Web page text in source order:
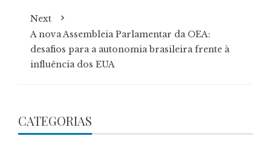
Next
A nova Assembleia Parlamentar da OEA:
desafios para a autonomia brasileira frente à
influência dos EUA
CATEGORIAS